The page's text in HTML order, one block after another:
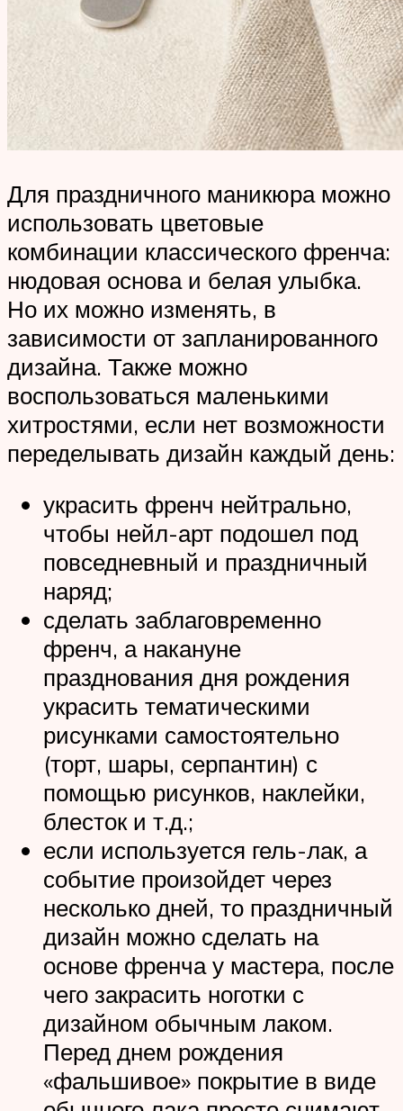
Для праздничного маникюра можно
использовать цветовые
комбинации классического френча:
нюдовая основа и белая улыбка.
Но их можно изменять, в
зависимости от запланированного
дизайна. Также можно
воспользоваться маленькими
хитростями, если нет возможности
переделывать дизайн каждый день:
украсить френч нейтрально,
чтобы нейл-арт подошел под
повседневный и праздничный
наряд;
сделать заблаговременно
френч, а накануне
празднования дня рождения
украсить тематическими
рисунками самостоятельно
(торт, шары, серпантин) с
помощью рисунков, наклейки,
блесток и т.д.;
если используется гель-лак, а
событие произойдет через
несколько дней, то праздничный
дизайн можно сделать на
основе френча у мастера, после
чего закрасить ноготки с
дизайном обычным лаком.
Перед днем рождения
«фальшивое» покрытие в виде